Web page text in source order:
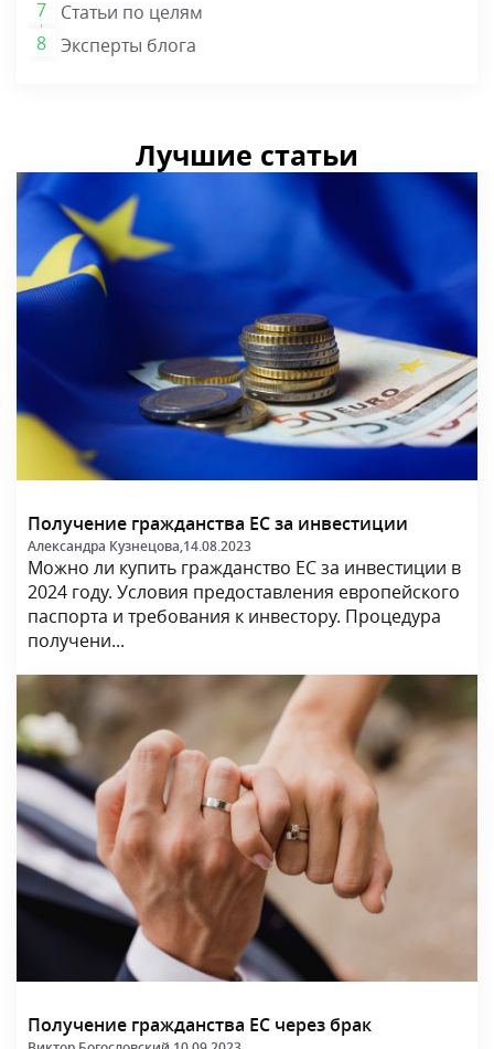
Статьи по целям
Эксперты блога
Лучшие статьи
Получение гражданства ЕС за инвестиции
Александра Кузнецова,14.08.2023
Можно ли купить гражданство ЕС за инвестиции в
2024 году. Условия предоставления европейского
паспорта и требования к инвестору. Процедура
получени...
Получение гражданства ЕС через брак